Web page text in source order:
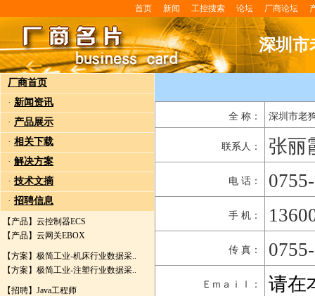
首页 新闻 工控搜索 论坛 厂商论坛
深圳市
厂商首页
· 新闻资讯
· 产品展示
· 相关下载
· 解决方案
· 技术文摘
· 招聘信息
【产品】 云控制器ECS
【产品】 云网关EBOX
【方案】 极简工业-机床行业数据采..
【方案】 极简工业-注塑行业数据采..
【招聘】 Java工程师
全 称： 深圳市老
联系人： 张丽
电 话：
手 机：
传 真：
Ｅｍａｉｌ： 请在